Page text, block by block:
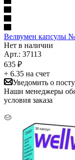
Велвумен капсулы
Нет в наличии
Арт.: 37113
635 ₽
+ 6.35 на счет
Уведомить о
Наши менеджеры
условия заказа